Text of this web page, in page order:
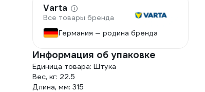
Varta
Все товары бренда
Германия — родина бренда
Информация об упаковке
Единица товара: Штука
Вес, кг: 22.5
Длина, мм: 315